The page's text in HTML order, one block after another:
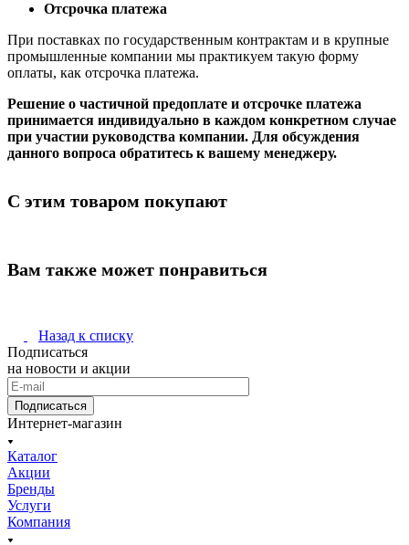
Отсрочка платежа
При поставках по государственным контрактам и в крупные
промышленные компании мы практикуем такую форму
оплаты, как отсрочка платежа.
Решение о частичной предоплате и отсрочке платежа
принимается индивидуально в каждом конкретном случае
при участии руководства компании. Для обсуждения
данного вопроса обратитесь к вашему менеджеру.
С этим товаром покупают
Вам также может понравиться
Назад к списку
Подписаться
на новости и акции
Подписаться
Интернет-магазин
Каталог
Акции
Бренды
Услуги
Компания